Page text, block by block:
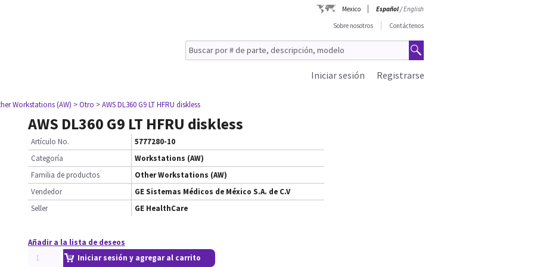
Mexico Español/English
Sobre nosotros
Contáctenos
Registrarse
Iniciar sesión
Workstations (AW) > Otro > AWS DL360 G9 LT HFRU diskless
AWS DL360 G9 LT HFRU diskless
Artículo No.
5777280-10
Categoría
Workstations (AW)
Familia de productos
Other Workstations (AW)
Vendedor
GE Sistemas Médicos de México S.A. de C.V
Seller
GE HealthCare
Añadir a la lista de deseos
Iniciar sesión y agregar al carrito